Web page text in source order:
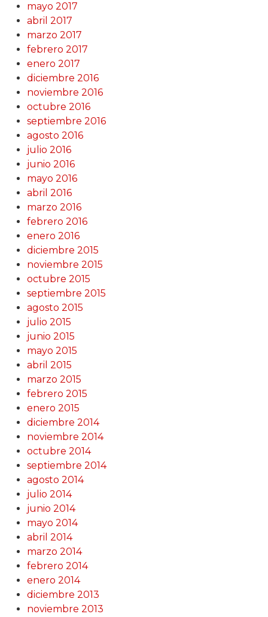
mayo 2017
abril 2017
marzo 2017
febrero 2017
enero 2017
diciembre 2016
noviembre 2016
octubre 2016
septiembre 2016
agosto 2016
julio 2016
junio 2016
mayo 2016
abril 2016
marzo 2016
febrero 2016
enero 2016
diciembre 2015
noviembre 2015
octubre 2015
septiembre 2015
agosto 2015
julio 2015
junio 2015
mayo 2015
abril 2015
marzo 2015
febrero 2015
enero 2015
diciembre 2014
noviembre 2014
octubre 2014
septiembre 2014
agosto 2014
julio 2014
junio 2014
mayo 2014
abril 2014
marzo 2014
febrero 2014
enero 2014
diciembre 2013
noviembre 2013